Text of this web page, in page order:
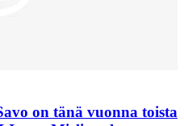
on tänä vuonna toista